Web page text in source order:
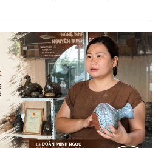
Nông nghiệp và Môi trường
ngày 10/7/2026. Hội thảo thu
100 đại biểu là lãnh đạo
nghiệp và Môi trường,
học, Sở Nông nghiệp và Môi
và đại diện các cơ quan đơn vị
miền núi phía Bắc.